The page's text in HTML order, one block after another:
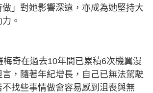
」對她影響深遠，亦成為她堅持大
。
梅奇在過去10年間已累積6次機翼漫
，隨著年紀增長，自己已無法駕駛
不找些事情做會容易感到沮喪與無